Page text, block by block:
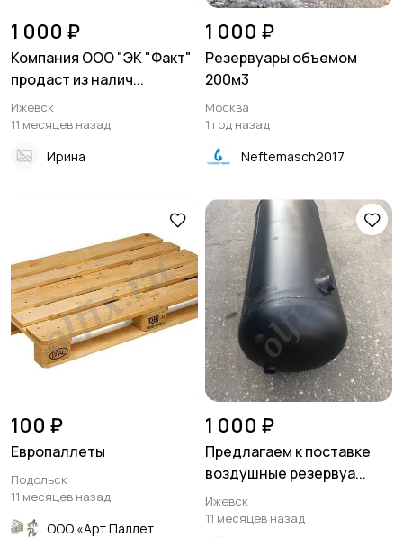
1 000 ₽
Компания ООО "ЭК "Факт"
продаст из налич...
Ижевск
11 месяцев назад
Ирина
1 000 ₽
Резервуары объемом
200м3
Москва
1 год назад
Neftemasch2017
100 ₽
Европаллеты
Подольск
11 месяцев назад
ООО «Арт Паллет
1 000 ₽
Предлагаем к поставке
воздушные резервуа...
Ижевск
11 месяцев назад